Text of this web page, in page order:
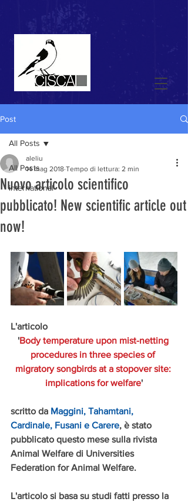
Post
All Posts
international
All Posts
Nuovo articolo scientifico
pubblicato! New scientific article out
now!
aleliu
14 mag 2018 Tempo di lettura: 2 min
L'articolo
'Body temperature upon mist-netting
procedures in three species of
migratory songbirds at a stopover site:
implications for welfare'
scritto da Maggini, Tahamtani,
Cardinale, Fusani e Carere, è stato
pubblicato questo mese sulla rivista
Animal Welfare di Universities
Federation for Animal Welfare.
L'articolo si basa su studi fatti presso la